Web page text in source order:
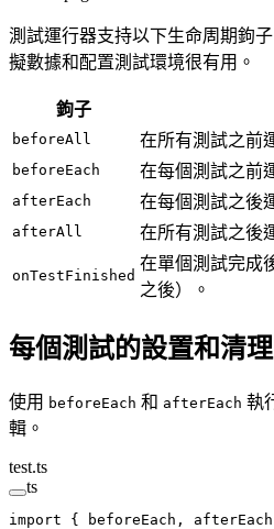
測試運行器支持以下生命周期鉤
擬數據和配置測試環境很有用。
鉤子
beforeAll 在所有測試之前
beforeEach 在每個測試之前
afterEach 在每個測試之後
afterAll 在所有測試之後
onTestFinished
在單個測試完成
之後）。
每個測試的設置和清理
使用 beforeEach 和 afterEach 執
輯。
test.ts
ts
import { beforeEach,